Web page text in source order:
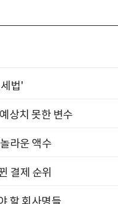
법'
상치 못한 변수
라운 액수
결제 순위